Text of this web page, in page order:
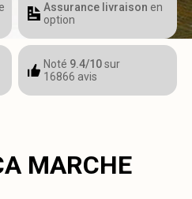
Assurance livraison en
option
Noté 9.4/10sur
16866 avis
MARCHE